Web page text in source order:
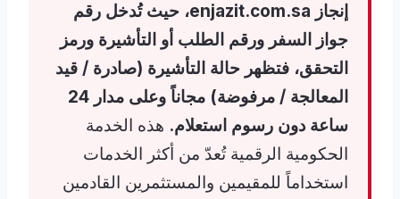
إنجاز enjazit.com.sa، حيث تُدخل رقم
جواز السفر ورقم الطلب أو التأشيرة ورمز
التحقق، فتظهر حالة التأشيرة (صادرة / قيد
المعالجة / مرفوضة) مجاناً وعلى مدار 24
ساعة دون رسوم استعلام. هذه الخدمة
الحكومية الرقمية تُعدّ من أكثر الخدمات
استخداماً للمقيمين والمستثمرين القادمين